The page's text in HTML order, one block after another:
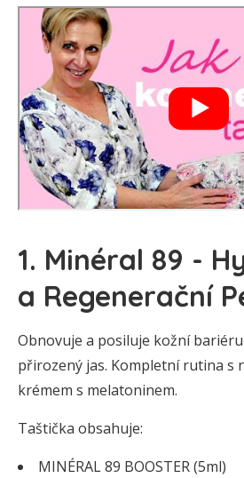
1. Minéral 89 -
a Regenerační
Obnovuje a posiluje kožní
přirozený jas. Kompletní rutina s
krémem s melatoninem.
Taštička obsahuje:
MINÉRAL 89 BOOSTER (5ml)